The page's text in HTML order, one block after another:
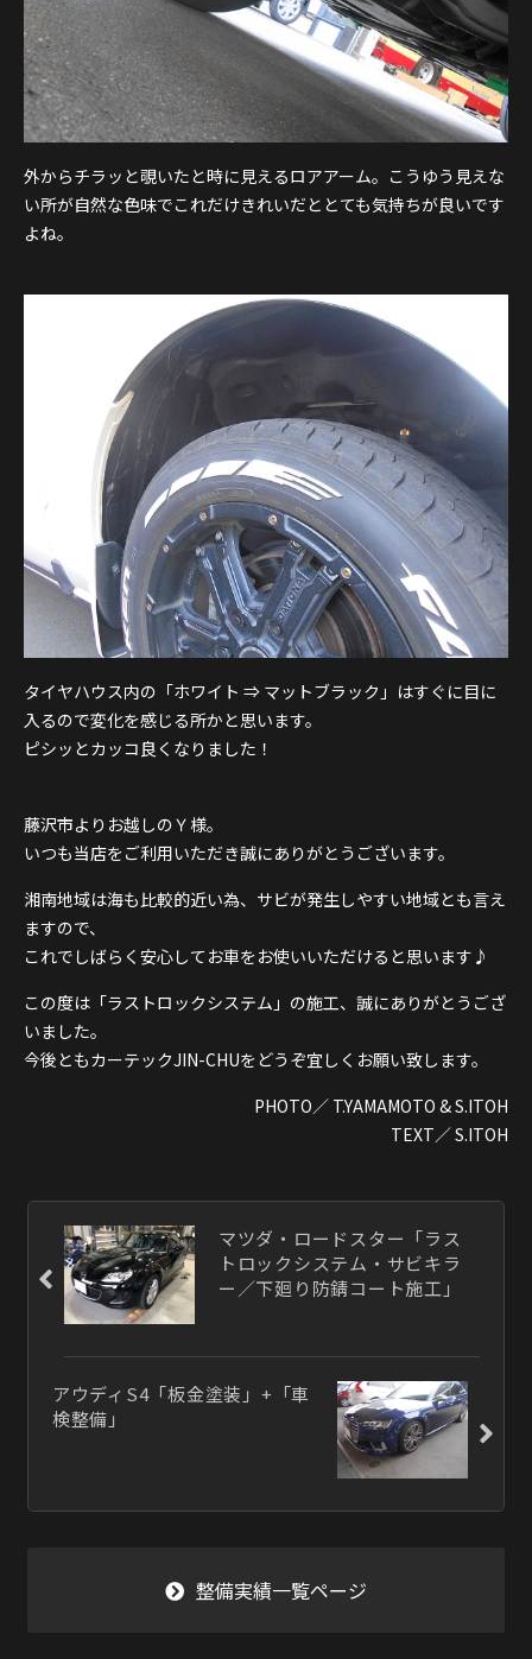
外からチラッと覗いたと時に見えるロアアーム。こうゆう見えな
い所が自然な色味でこれだけきれいだととても気持ちが良いです
よね。
タイヤハウス内の「ホワイト ⇒ マットブラック」はすぐに目に
入るので変化を感じる所かと思います。
ピシッとカッコ良くなりました！
藤沢市よりお越しのＹ様。
いつも当店をご利用いただき誠にありがとうございます。
湘南地域は海も比較的近い為、サビが発生しやすい地域とも言え
ますので、
これでしばらく安心してお車をお使いいただけると思います♪
この度は「ラストロックシステム」の施工、誠にありがとうござ
いました。
今後ともカーテックJIN-CHUをどうぞ宜しくお願い致します。
PHOTO／ T.YAMAMOTO & S.ITOH
TEXT／ S.ITOH
マツダ・ロードスター「ラス
トロックシステム・サビキラ
ー／下廻り防錆コート施工」
アウディS4「板金塗装」+「車
検整備」
整備実績一覧ページ